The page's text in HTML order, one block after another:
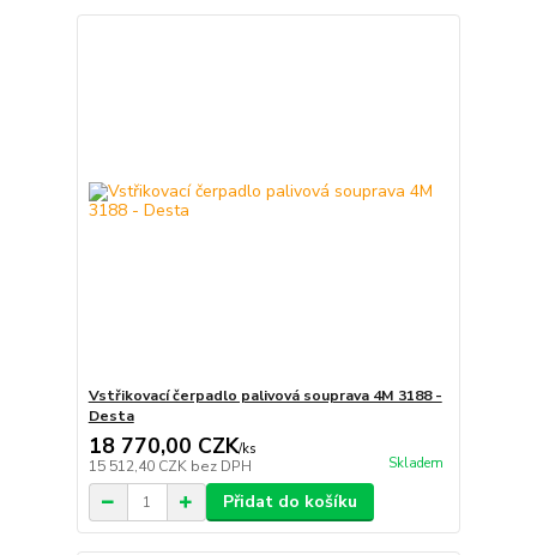
Vstřikovací čerpadlo palivová souprava 4M 3188 -
Desta
18 770,00 CZK/ks
15 512,40 CZK bez DPH Skladem
Přidat do košíku